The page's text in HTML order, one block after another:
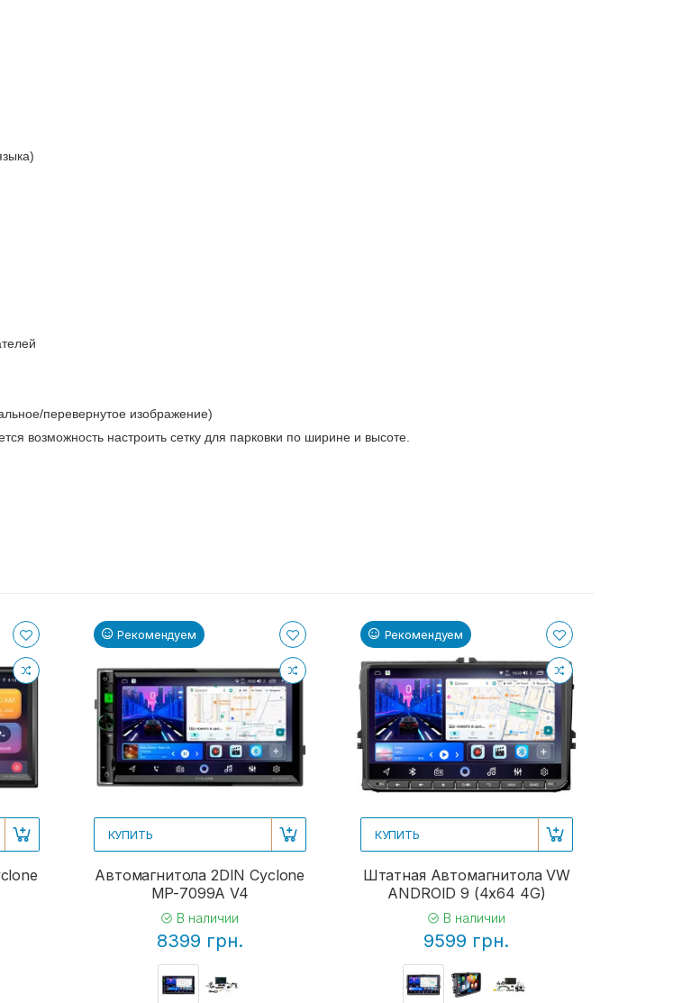
перевернутое изображение)
возможность настроить сетку для парковки по ширине и высоте.
Рекомендуем
КУПИТЬ
Автомагнитола 2DIN Cyclone
MP-7099A V4
В наличии
8399 грн.
Рекомендуем
КУПИТЬ
Штатная Автомагнитола VW
ANDROID 9 (4x64 4G)
В наличии
9599 грн.